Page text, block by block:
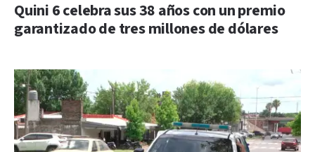
Quini 6 celebra sus 38 años con un premio
garantizado de tres millones de dólares